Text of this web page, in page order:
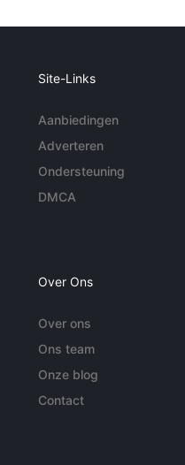
Site-Links
Aanbiedingen
Adverteren
Ondersteuning
DMCA
Over Ons
Over ons
Ons team
Onze blog
Contact